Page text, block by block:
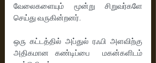
வேலைகளையும் மூன்று சிறுவர்களே
செய்து வருகின்றனர்.
ஒரு கட்டத்தில் அப்துல் ரஃபி அளவிற்கு
அதிகமான கண்டிப்பை  மகன்களிடம்